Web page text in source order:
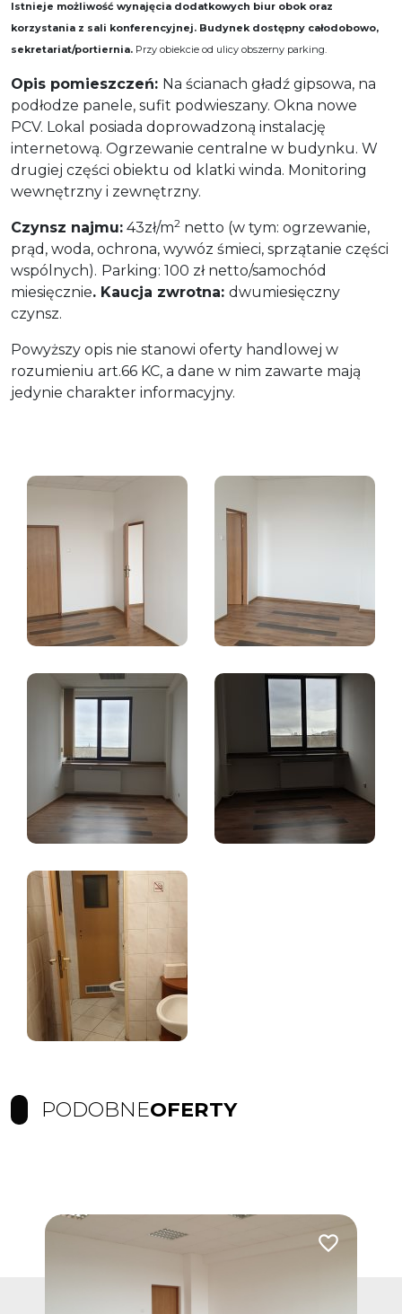
Istnieje możliwość wynajęcia dodatkowych biur obok oraz
korzystania z sali konferencyjnej. Budynek dostępny całodobowo,
sekretariat/portiernia. Przy obiekcie od ulicy obszerny parking.
Opis pomieszczeń: Na ścianach gładź gipsowa, na
podłodze panele, sufit podwieszany. Okna nowe
PCV. Lokal posiada doprowadzoną instalację
internetową. Ogrzewanie centralne w budynku. W
drugiej części obiektu od klatki winda. Monitoring
wewnętrzny i zewnętrzny.
Czynsz najmu: 43zł/m2 netto (w tym: ogrzewanie,
prąd, woda, ochrona, wywóz śmieci, sprzątanie części
wspólnych). Parking: 100 zł netto/samochód
miesięcznie. Kaucja zwrotna: dwumiesięczny
czynsz.
Powyższy opis nie stanowi oferty handlowej w
rozumieniu art.66 KC, a dane w nim zawarte mają
jedynie charakter informacyjny.
PODOBNEOFERTY
Dodaj do